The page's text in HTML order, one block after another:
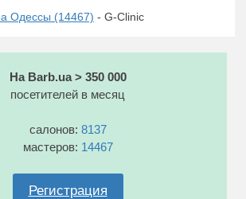
Одессы (14467) - G-Clinic
На Barb.ua > 350 000
посетителей в месяц
салонов: 8137
мастеров: 14467
Регистрация